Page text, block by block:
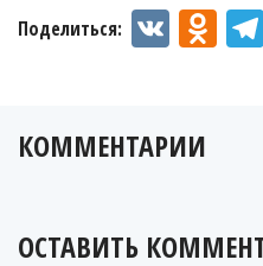
Поделиться: VK
КОММЕНТАРИИ
ОСТАВИТЬ